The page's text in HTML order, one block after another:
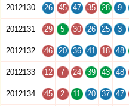
2012130 26 45 47 35 28 9
2012131 29 5 30 26 25 3
2012132 46 20 36 41 18 48
2012133 12 7 24 39 43 48
2012134 45 2 11 20 37 47